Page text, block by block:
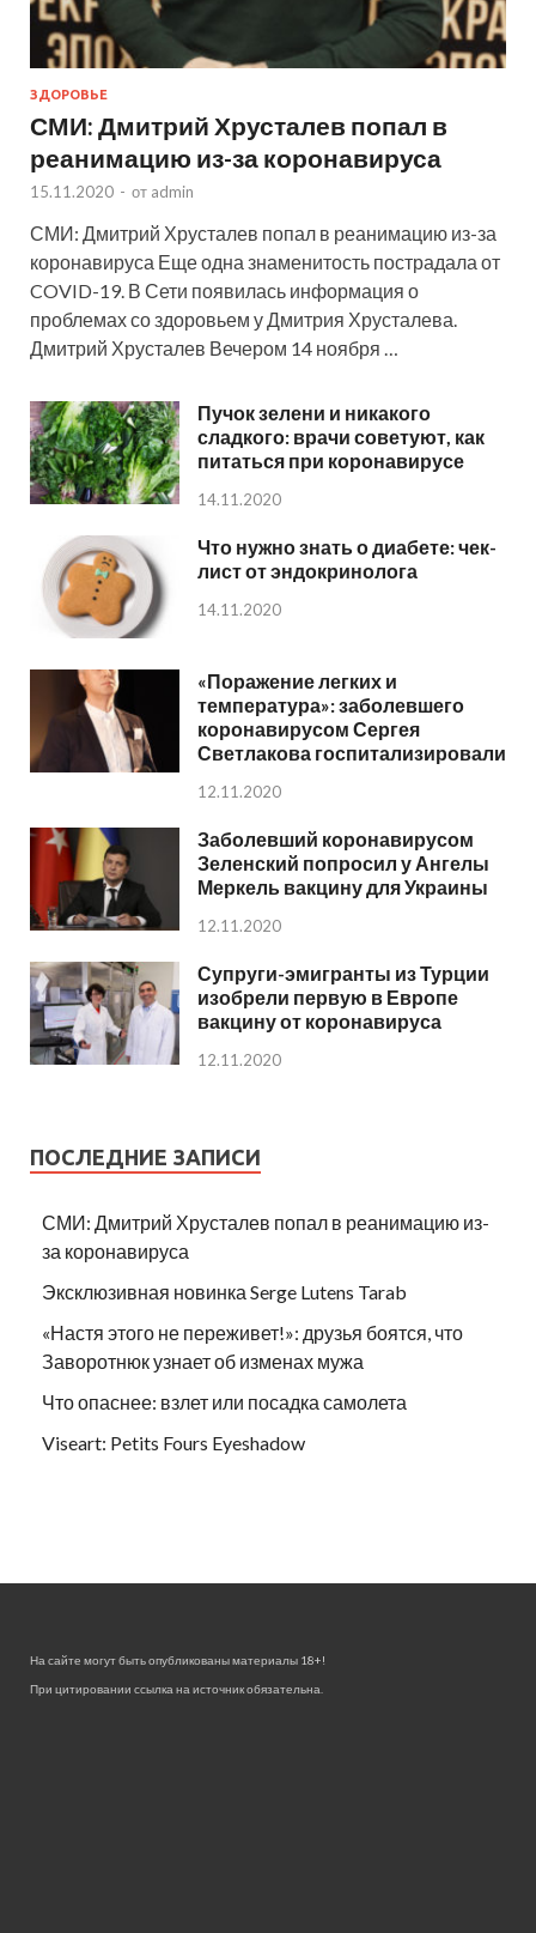
ЗДОРОВЬЕ
СМИ: Дмитрий Хрусталев попал в
реанимацию из-за коронавируса
15.11.2020 - от admin
СМИ: Дмитрий Хрусталев попал в реанимацию из-за
коронавируса Еще одна знаменитость пострадала от
COVID-19. В Сети появилась информация о
проблемах со здоровьем у Дмитрия Хрусталева.
Дмитрий Хрусталев Вечером 14 ноября …
Пучок зелени и никакого
сладкого: врачи советуют, как
питаться при коронавирусе
14.11.2020
Что нужно знать о диабете: чек-
лист от эндокринолога
14.11.2020
«Поражение легких и
температура»: заболевшего
коронавирусом Сергея
Светлакова госпитализировали
12.11.2020
Заболевший коронавирусом
Зеленский попросил у Ангелы
Меркель вакцину для Украины
12.11.2020
Супруги-эмигранты из Турции
изобрели первую в Европе
вакцину от коронавируса
12.11.2020
ПОСЛЕДНИЕ ЗАПИСИ
СМИ: Дмитрий Хрусталев попал в реанимацию из-
за коронавируса
Эксклюзивная новинка Serge Lutens Tarab
«Настя этого не переживет!»: друзья боятся, что
Заворотнюк узнает об изменах мужа
Что опаснее: взлет или посадка самолета
Viseart: Petits Fours Eyeshadow
На сайте могут быть опубликованы материалы 18+!
При цитировании ссылка на источник обязательна.